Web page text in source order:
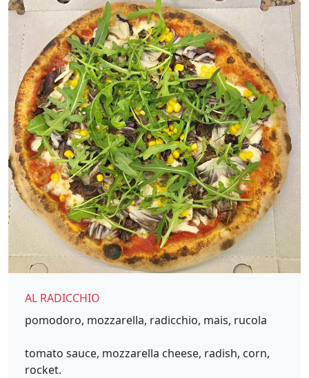
AL RADICCHIO
pomodoro, mozzarella, radicchio, mais, rucola
tomato sauce, mozzarella cheese, radish, corn,
rocket.